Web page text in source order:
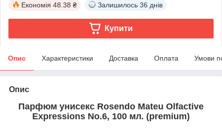
Економія 48.38 ₴ Залишилось 36 днів
Купити
Опис Характеристики Доставка Оплата Умови
Опис
Парфюм унисекс Rosendo Mateu Olfactive
Expressions No.6, 100 мл. (premium)